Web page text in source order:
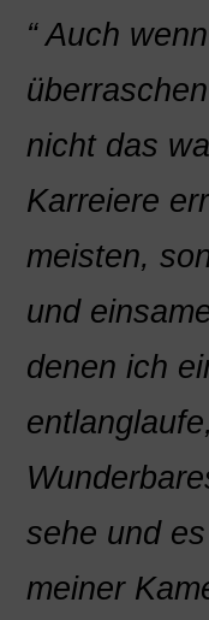
“ Auch
nicht das
Karreiere
meisten,
und
denen ich
sehe und
meiner